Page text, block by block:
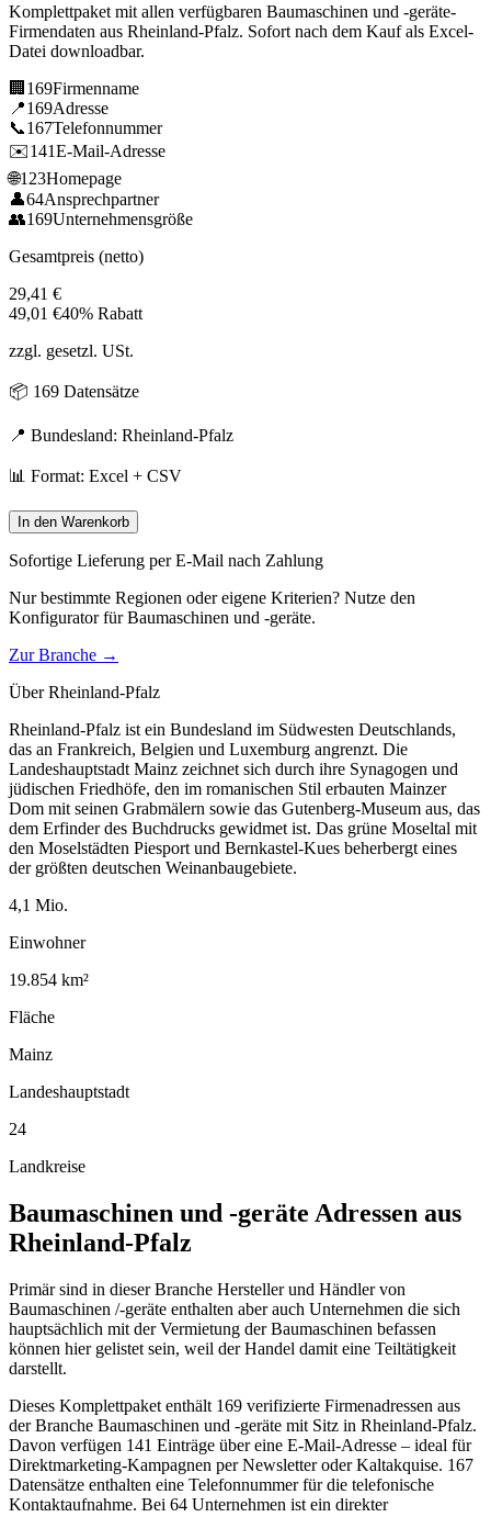
Komplettpaket mit allen verfügbaren Baumaschinen und -geräte-
Firmendaten aus Rheinland-Pfalz. Sofort nach dem Kauf als Excel-
Datei downloadbar.
🏢 169Firmenname
📍169Adresse
📞167Telefonnummer
✉️141E-Mail-Adresse
🌐123Homepage
👤64Ansprechpartner
👥169Unternehmensgröße
Gesamtpreis (netto)
29,41 €
49,01 €40% Rabatt
zzgl. gesetzl. USt.
📦 169 Datensätze
📍 Bundesland: Rheinland-Pfalz
📊 Format: Excel + CSV
In den Warenkorb
Sofortige Lieferung per E-Mail nach Zahlung
Nur bestimmte Regionen oder eigene Kriterien? Nutze den
Konfigurator fürBaumaschinen und -geräte.
Zur Branche →
ÜberRheinland-Pfalz
Rheinland-Pfalz ist ein Bundesland im Südwesten Deutschlands,
das an Frankreich, Belgien und Luxemburg angrenzt. Die
Landeshauptstadt Mainz zeichnet sich durch ihre Synagogen und
jüdischen Friedhöfe, den im romanischen Stil erbauten Mainzer
Dom mit seinen Grabmälern sowie das Gutenberg-Museum aus, das
dem Erfinder des Buchdrucks gewidmet ist. Das grüne Moseltal mit
den Moselstädten Piesport und Bernkastel-Kues beherbergt eines
der größten deutschen Weinanbaugebiete.
4,1 Mio.
Einwohner
19.854 km²
Fläche
Mainz
Landeshauptstadt
24
Landkreise
Baumaschinen und -geräte Adressen aus
Rheinland-Pfalz
Primär sind in dieser Branche Hersteller und Händler von
Baumaschinen /-geräte enthalten aber auch Unternehmen die sich
hauptsächlich mit der Vermietung der Baumaschinen befassen
können hier gelistet sein, weil der Handel damit eine Teiltätigkeit
darstellt.
Dieses Komplettpaket enthält 169 verifizierte Firmenadressen aus
der Branche Baumaschinen und -geräte mit Sitz in Rheinland-Pfalz.
Davon verfügen 141 Einträge über eine E-Mail-Adresse – ideal für
Direktmarketing-Kampagnen per Newsletter oder Kaltakquise. 167
Datensätze enthalten eine Telefonnummer für die telefonische
Kontaktaufnahme. Bei 64 Unternehmen ist ein direkter